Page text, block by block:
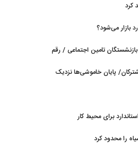
کرد
بازار می‌شود؟
تامین اجتماعی / رقم
پایان خاموشی‌ها نزدیک
برای محیط کار
را محدود کرد